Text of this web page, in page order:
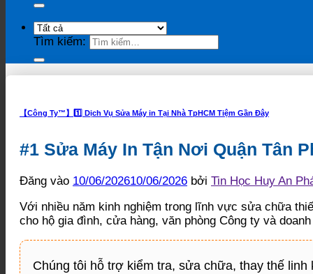
Tìm kiếm:
【Công Ty™】1️⃣ Dịch Vụ Sửa Máy in Tại Nhà TpHCM Tiệm Gần Đây
#1 Sửa Máy In Tận Nơi Quận Tân
Đăng vào 10/06/202610/06/2026 bởi Tin Học Huy An
Với nhiều năm kinh nghiệm trong lĩnh vực sửa chữa
cho hộ gia đình, cửa hàng, văn phòng Công ty và
Chúng tôi hỗ trợ kiểm tra, sửa chữa, thay thế